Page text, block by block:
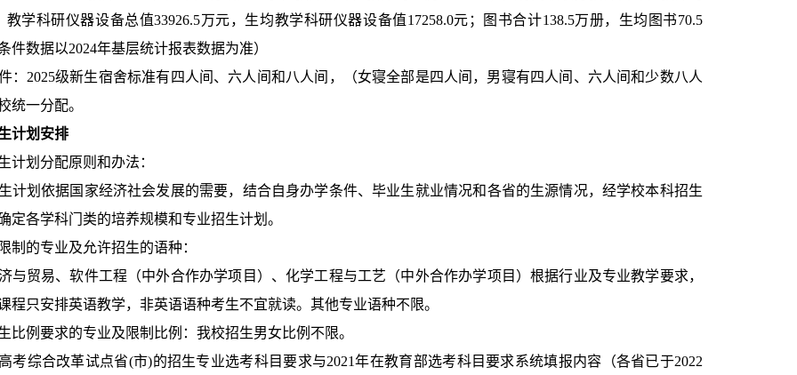
教学科研仪器设备总值33926.5万元，生均教学科研仪器设备值17258.0元；图书合计138.5万册，生均图书70.5
件数据以2024年基层统计报表数据为准）
：2025级新生宿舍标准有四人间、六人间和八人间，（女寝全部是四人间，男寝有四人间、六人间和少数八人
统一分配。
计划安排
计划分配原则和办法：
计划依据国家经济社会发展的需要，结合自身办学条件、毕业生就业情况和各省的生源情况，经学校本科招生
定各学科门类的培养规模和专业招生计划。
制的专业及允许招生的语种：
与贸易、软件工程（中外合作办学项目）、化学工程与工艺（中外合作办学项目）根据行业及专业教学要求，
程只安排英语教学，非英语语种考生不宜就读。其他专业语种不限。
比例要求的专业及限制比例：我校招生男女比例不限。
高考综合改革试点省(市)的招生专业选考科目要求与2021年在教育部选考科目要求系统填报内容（各省已于2022